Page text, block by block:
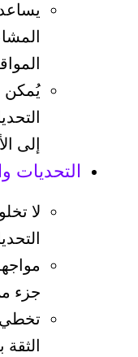
يُمكن
إلى
التحديات
لا
جزء
تخطي